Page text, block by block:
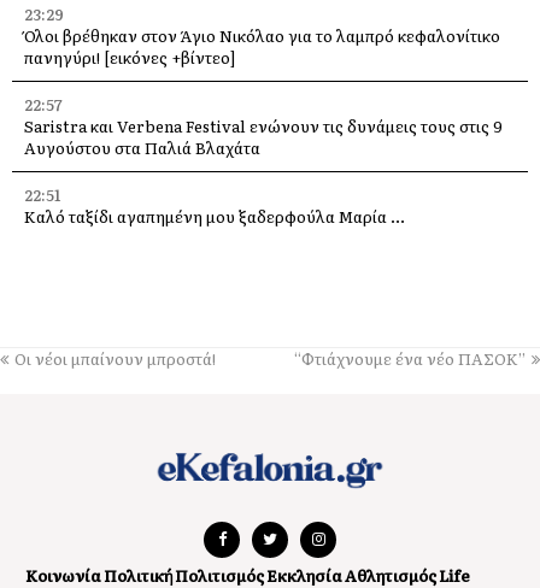
23:29
Όλοι βρέθηκαν στον Άγιο Νικόλαο για το λαμπρό κεφαλονίτικο
πανηγύρι! [εικόνες +βίντεο]
22:57
Saristra και Verbena Festival ενώνουν τις δυνάμεις τους στις 9
Αυγούστου στα Παλιά Βλαχάτα
22:51
Καλό ταξίδι αγαπημένη μου ξαδερφούλα Μαρία …
22:40
Πέθανε ο ηθοποιός Νίκος Καλογερόπουλος
Τραχονίων της Άτρου στα Ανδρεολάτα
Δήμος Ληξουρίου: Ομόφωνα συλλυπητήρια για την απώλεια της
Οι νέοι μπαίνουν μπροστά! “Φτιάχνουμε ένα νέο ΠΑΣΟΚ”
ΚοινωνίαΠολιτικήΠολιτισμόςΕκκλησίαΑθλητισμόςLife